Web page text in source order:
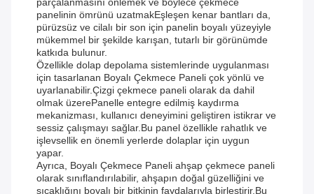
parçalanmasını önlemek ve böylece çekmece
panelinin ömrünü uzatmakEşleşen kenar bantları da,
pürüzsüz ve cilalı bir son için panelin boyalı yüzeyiyle
mükemmel bir şekilde karışan, tutarlı bir görünümde
katkıda bulunur.
Özellikle dolap depolama sistemlerinde uygulanması
için tasarlanan Boyalı Çekmece Paneli çok yönlü ve
uyarlanabilir.Çizgi çekmece paneli olarak da dahil
olmak üzerePanelle entegre edilmiş kaydırma
mekanizması, kullanıcı deneyimini geliştiren istikrar ve
sessiz çalışmayı sağlar.Bu panel özellikle rahatlık ve
işlevsellik en önemli yerlerde dolaplar için uygun
yapar.
Ayrıca, Boyalı Çekmece Paneli ahşap çekmece paneli
olarak sınıflandırılabilir, ahşapın doğal güzelliğini ve
sıcaklığını boyalı bir bitkinin faydalarıyla birleştirir.Bu